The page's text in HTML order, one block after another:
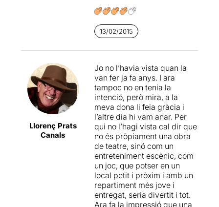
Comesi d’en
tota l’estona, tot i que tots els
actors han estat molt bé en
els seus papers.
Així que ja ho sabeu, si us el
que voleu és riure i passar
una bona estona de teatre,
no us ho penseu, reuniu-vos
una bona colla d’amics i
aneu a veurePels pèls.
i, a partir d’aquí, l’obra
espectadors decideixin. El
problema és que, primer de
tot, la història té poc interès,
veritablement divertits i la
direcció d’Abel Folkbusca
suplir les mancances del
text dePaul Portneramb la
vis còmica d’un esforçat
repartiment que, malgrat tot,
no salva la papereta. Però el
que resulta més greu és que
la participació del públic
frena totalment el ritme. En
comptes d’aportar
espontaneïtat i sorpresa, es
deté en un joc de preguntes
i explicacions, en definitiva,
13/02/2015
Llorenç Prats
Canals
Jo no l’havia vista quan la
van fer ja fa anys. I ara
tampoc no en tenia la
intenció, però mira, a la
meva dona li feia gràcia i
l’altre dia hi vam anar. Per
qui no l’hagi vista cal dir que
no és pròpiament una obra
de teatre, sinó com un
entreteniment escènic, com
un joc, que potser en un
local petit i pròxim i amb un
repartiment més jove i
entregat, seria divertit i tot.
Ara fa la impressió que una